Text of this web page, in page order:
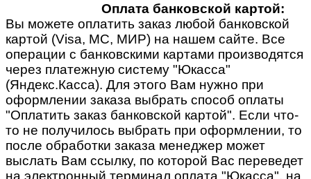
Оплата банковской картой:
Вы можете оплатить заказ любой банковской
картой (Visa, MC, МИР) на нашем сайте. Все
операции с банковскими картами производятся
через платежную систему "Юкасса"
(Яндекс.Касса). Для этого Вам нужно при
оформлении заказа выбрать способ оплаты
"Оплатить заказ банковской картой". Если что-
то не получилось выбрать при оформлении, то
после обработки заказа менеджер может
выслать Вам ссылку, по которой Вас переведет
на электронный терминал оплата "Юкасса", на